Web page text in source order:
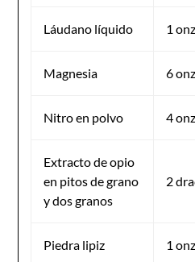
Láudano líquido 1
Magnesia 6
Nitro en polvo 4
Extracto de opio
en pitos de grano
y dos granos
2
Piedra lipiz 1